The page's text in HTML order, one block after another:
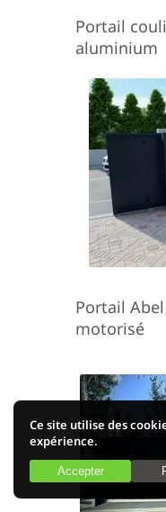
Portail
aluminium
Portail
motorisé
Ce site utilise des
expérience.
Accepter